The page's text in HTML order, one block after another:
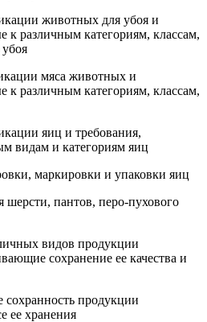
животных для убоя и
к различным категориям, классам,
мяса животных и
к различным категориям, классам,
яиц и требования,
видам и категориям яиц
маркировки и упаковки яиц
шерсти, пантов, перо-пухового
видов продукции
сохранение ее качества и
продукции
ее хранения